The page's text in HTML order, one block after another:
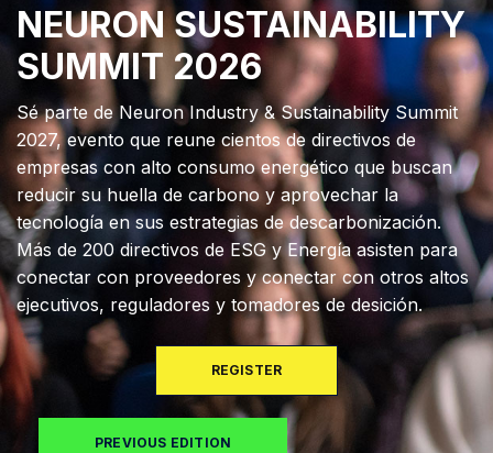
NEURON SUSTAINABILITY
SUMMIT 2026
Sé parte de Neuron Industry & Sustainability Summit
2027, evento que reune cientos de directivos de
empresas con alto consumo energético que buscan
reducir su huella de carbono y aprovechar la
tecnología en sus estrategias de descarbonización.
Más de 200 directivos de ESG y Energía asisten para
conectar con proveedores y conectar con otros altos
ejecutivos, reguladores y tomadores de desición.
REGISTER
PREVIOUS EDITION